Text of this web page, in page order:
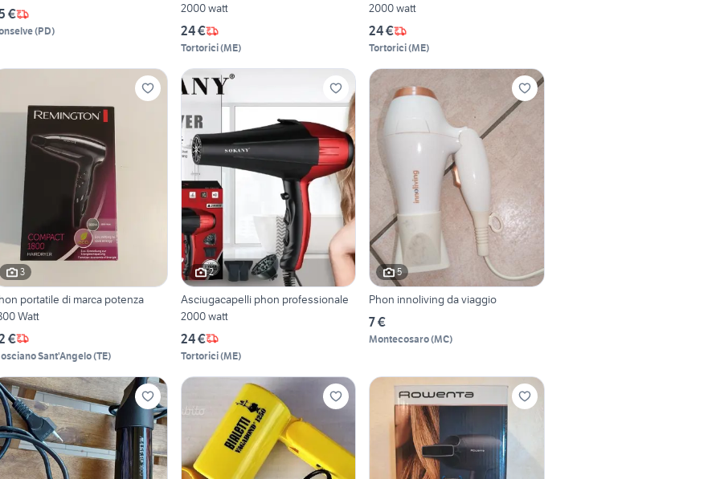
€
(PD)
2000 watt
24 €
Tortorici(ME)
2000 watt
24 €
Tortorici(ME)
3
portatile di marca potenza
Watt
€
Sant'Angelo(TE)
2
Asciugacapelli phon professionale
2000 watt
24 €
Tortorici(ME)
5
Phon innoliving da viaggio
7 €
Montecosaro(MC)